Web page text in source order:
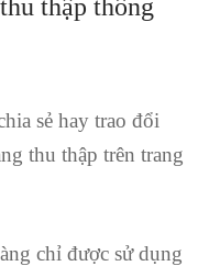
thập thông
sẻ hay trao đổi
thu thập trên trang
chỉ được sử dụng